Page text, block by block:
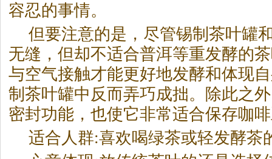
容忍的事情。
但要注意的是，尽管锡制 茶叶罐
无缝，但却不适合普洱等重发酵的茶
与空气接触才能更好地发酵和体现
制 茶叶罐中反而弄巧成拙。除此之
密封功能，也使它非常适合保存咖
适合人群:喜欢喝绿茶或轻发酵茶